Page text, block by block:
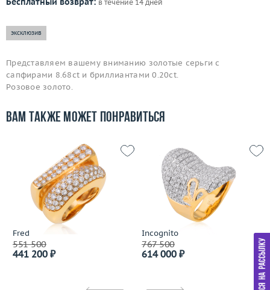
в течение 14 дней
эксклюзив
Представляем вашему вниманию золотые серьги с
сапфирами 8.68ct и бриллиантами 0.20ct.
Розовое золото.
Вам также может понравиться
Fred
551 500
441 200 ₽
Incognito
767 500
614 000 ₽